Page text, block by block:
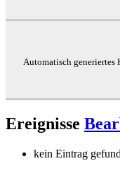
Automatisch generiertes
Ereignisse
kein Eintrag